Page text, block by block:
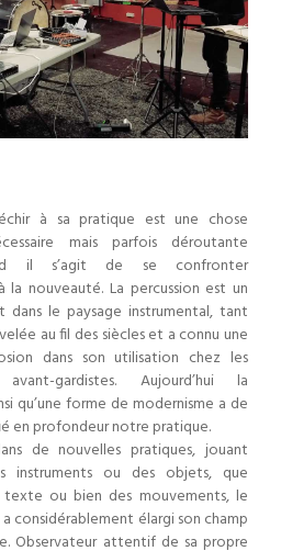
à sa pratique est une chose
mais parfois déroutante
il s’agit de se confronter
la nouveauté. La percussion est un
dans le paysage instrumental, tant
au fil des siècles et a connu une
dans son utilisation chez les
avant-gardistes. Aujourd’hui la
qu’une forme de modernisme a de
en profondeur notre pratique.
de nouvelles pratiques, jouant
instruments ou des objets, que
ou bien des mouvements, le
considérablement élargi son champ
Observateur attentif de sa propre